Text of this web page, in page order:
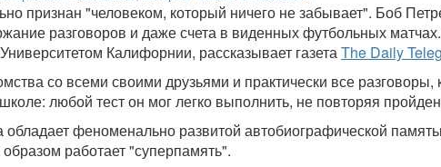
признан "человеком, который ничего не забывает". Боб
разговоров и даже счета в виденных футбольных
Калифорнии, рассказывает газетаThe Daily
со всеми своими друзьями и практически все
любой тест он мог легко выполнить, не повторяя
феноменально развитой автобиографической
работает "суперпамять".